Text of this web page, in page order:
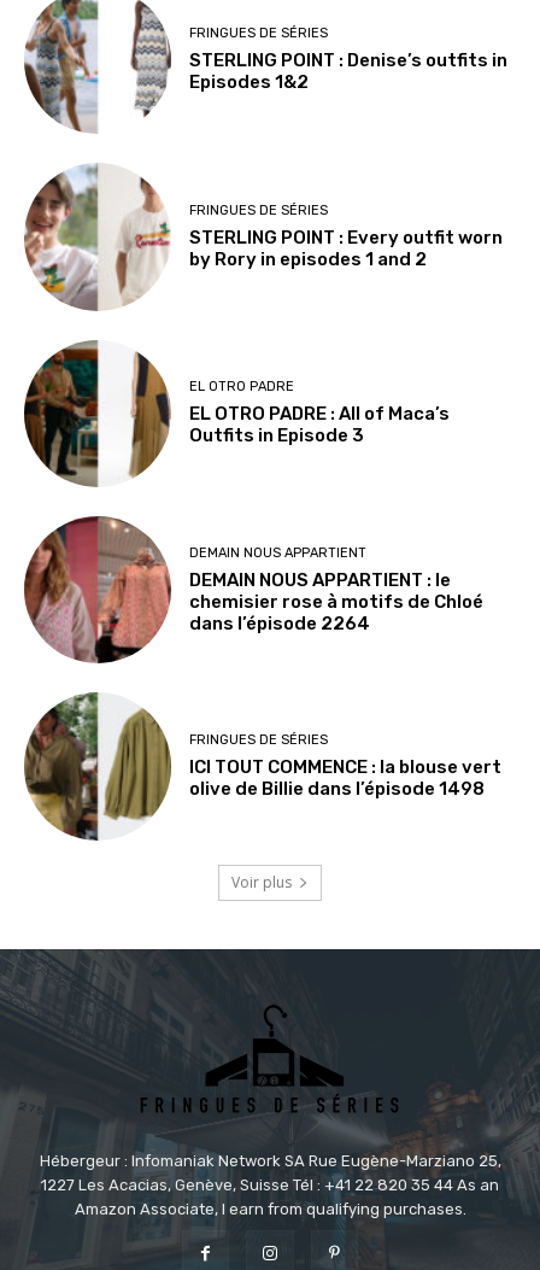
FRINGUES DE SÉRIES
STERLING POINT : Denise’s outfits in
Episodes 1&2
FRINGUES DE SÉRIES
STERLING POINT : Every outfit worn
by Rory in episodes 1 and 2
EL OTRO PADRE
EL OTRO PADRE : All of Maca’s
Outfits in Episode 3
DEMAIN NOUS APPARTIENT
DEMAIN NOUS APPARTIENT : le
chemisier rose à motifs de Chloé
dans l’épisode 2264
FRINGUES DE SÉRIES
ICI TOUT COMMENCE : la blouse vert
olive de Billie dans l’épisode 1498
Voir plus
Hébergeur : Infomaniak Network SA Rue Eugène-Marziano 25,
1227 Les Acacias, Genève, Suisse Tél : +41 22 820 35 44 As an
Amazon Associate, I earn from qualifying purchases.